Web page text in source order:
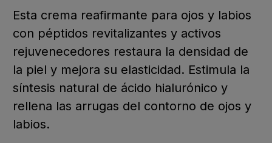
Esta crema reafirmante para ojos y labios
con péptidos revitalizantes y activos
rejuvenecedores restaura la densidad de
la piel y mejora su elasticidad. Estimula la
síntesis natural de ácido hialurónico y
rellena las arrugas del contorno de ojos y
labios.